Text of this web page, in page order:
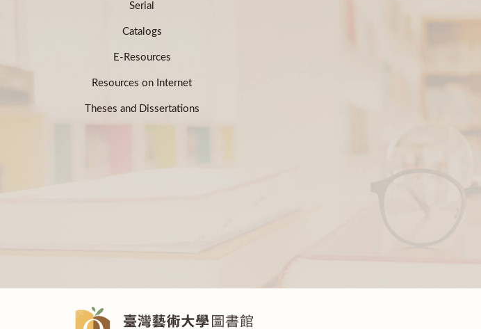
Serial
Catalogs
E-Resources
Resources on Internet
Theses and Dissertations